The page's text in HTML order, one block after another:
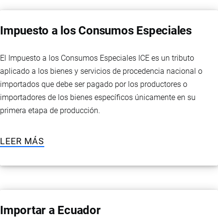
Impuesto a los Consumos Especiales
El Impuesto a los Consumos Especiales ICE es un tributo
aplicado a los bienes y servicios de procedencia nacional o
importados que debe ser pagado por los productores o
importadores de los bienes específicos únicamente en su
primera etapa de producción.
LEER MÁS
Importar a Ecuador